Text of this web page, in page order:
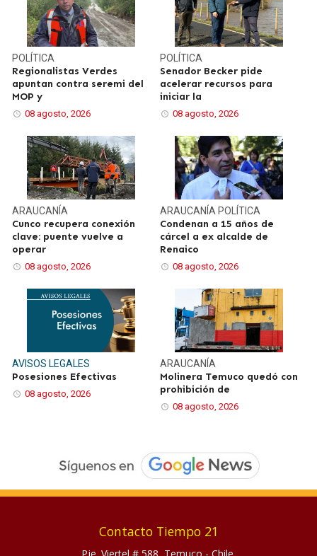
POLÍTICA
Regionalistas Verdes
apuntan contra seremi del
MOP y
08 agosto, 2026
POLÍTICA
Senador Becker pide
acelerar recursos para
iniciar la
08 agosto, 2026
ARAUCANÍA
Cunco recupera conexión
clave: puente vuelve a
operar
08 agosto, 2026
ARAUCANÍA POLÍTICA
Condenan a 15 años de
cárcel a ex alcalde de
Renaico
08 agosto, 2026
AVISOS LEGALES
Posesiones Efectivas
08 agosto, 2026
ARAUCANÍA
Molinera Temuco quedó con
prohibición de
08 agosto, 2026
Contacto Tiempo 21
Pje. Viertel # 588, Temuco - Chile.